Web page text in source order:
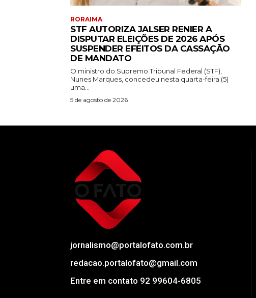
RORAIMA
STF AUTORIZA JALSER RENIER A
DISPUTAR ELEIÇÕES DE 2026 APÓS
SUSPENDER EFEITOS DA CASSAÇÃO
DE MANDATO
O ministro do Supremo Tribunal Federal (STF),
Nunes Marques, concedeu nesta quarta-feira (5)
uma...
5 de agosto de 2026
jornalismo@portalofato.com.br
redacao.portalofato@gmail.com
Entre em contato 92 99604-6805